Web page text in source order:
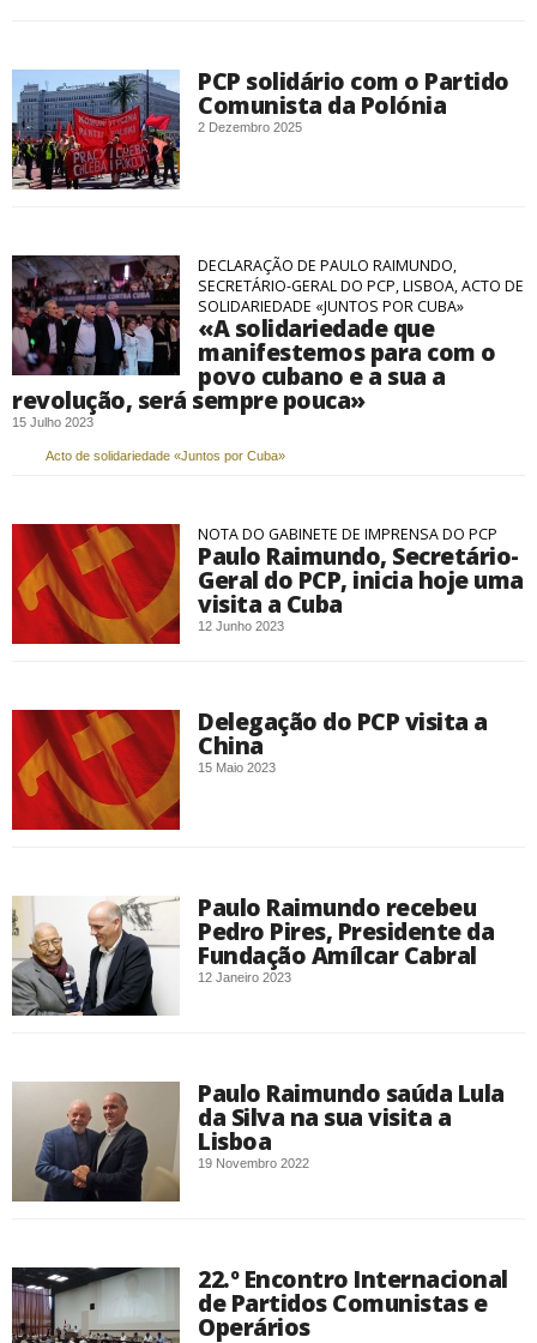
PCP solidário com o Partido
Comunista da Polónia
2 Dezembro 2025
DECLARAÇÃO DE PAULO RAIMUNDO,
SECRETÁRIO-GERAL DO PCP, LISBOA, ACTO DE
SOLIDARIEDADE «JUNTOS POR CUBA»
«A solidariedade que
manifestemos para com o
povo cubano e a sua a
revolução, será sempre pouca»
15 Julho 2023
Acto de solidariedade «Juntos por Cuba»
NOTA DO GABINETE DE IMPRENSA DO PCP
Paulo Raimundo, Secretário-
Geral do PCP, inicia hoje uma
visita a Cuba
12 Junho 2023
Delegação do PCP visita a
China
15 Maio 2023
Paulo Raimundo recebeu
Pedro Pires, Presidente da
Fundação Amílcar Cabral
12 Janeiro 2023
Paulo Raimundo saúda Lula
da Silva na sua visita a
Lisboa
19 Novembro 2022
22.º Encontro Internacional
de Partidos Comunistas e
Operários